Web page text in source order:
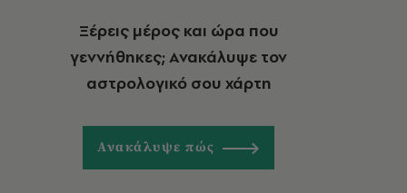
Ξέρεις μέρος και ώρα που
γεννήθηκες; Ανακάλυψε τον
αστρολογικό σου χάρτη
Ανακάλυψε πώς